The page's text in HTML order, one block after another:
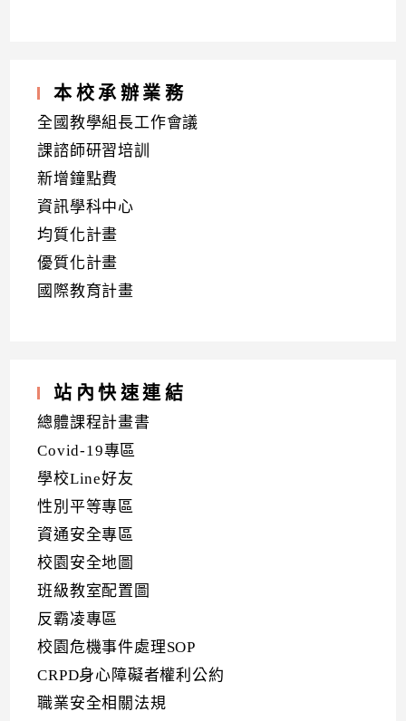
本校承辦業務
全國教學組長工作會議
課諮師研習培訓
新增鐘點費
資訊學科中心
均質化計畫
優質化計畫
國際教育計畫
站內快速連結
總體課程計畫書
Covid-19專區
學校Line好友
性別平等專區
資通安全專區
校園安全地圖
班級教室配置圖
反霸凌專區
校園危機事件處理SOP
CRPD身心障礙者權利公約
職業安全相關法規